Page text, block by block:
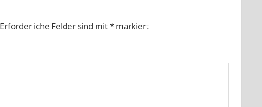
Erforderliche Felder sind mit*markiert